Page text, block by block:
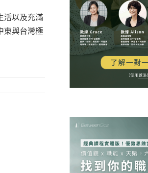
活以及充滿
東與台灣極